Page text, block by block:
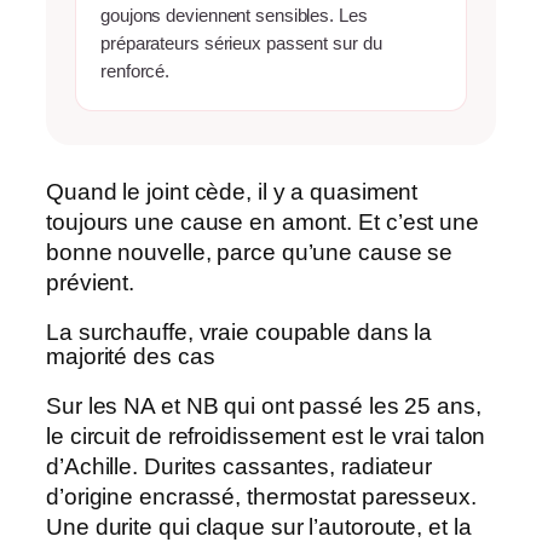
goujons deviennent sensibles. Les
préparateurs sérieux passent sur du
renforcé.
Quand le joint cède, il y a quasiment
toujours une cause en amont. Et c’est une
bonne nouvelle, parce qu’une cause se
prévient.
La surchauffe, vraie coupable dans la
majorité des cas
Sur les NA et NB qui ont passé les 25 ans,
le circuit de refroidissementest le vrai talon
d’Achille. Durites cassantes, radiateur
d’origine encrassé, thermostat paresseux.
Une durite qui claque sur l’autoroute, et la